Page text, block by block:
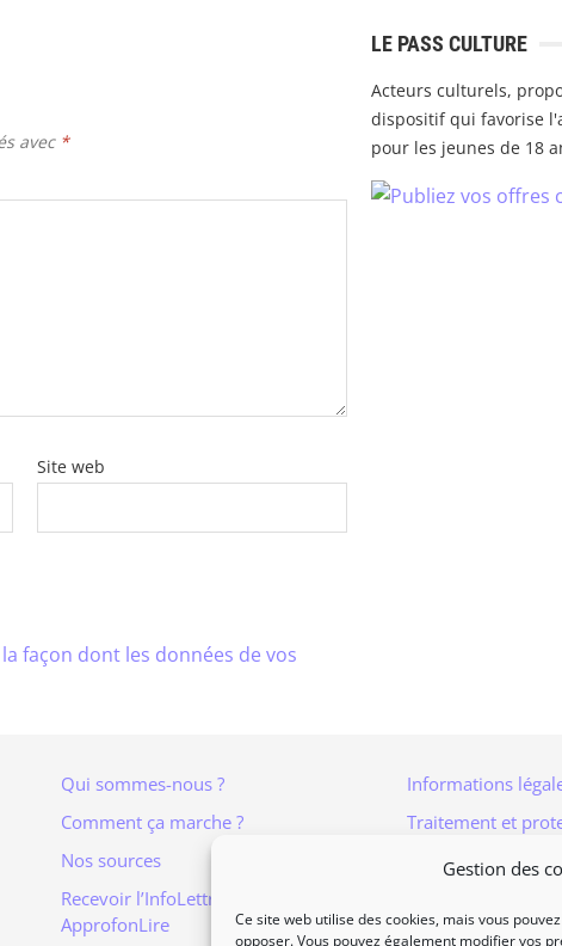
Gestion des
Ce site web utilise des cookies, mais vous
opposer. Vous pouvez également modifier vos
avec *
Site web
façon dont les données de vos
LE PASS CULTURE
Acteurs culturels,
dispositif qui favorise
pour les jeunes de 18
Qui sommes-nous ?
Comment ça marche ?
Nos sources
Recevoir l’InfoLettre mensuelle
ApprofonLire
Informations
Traitement et
Accès à vos
Contact